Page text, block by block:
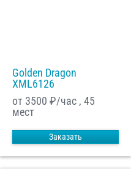
Golden Dragon
XML6126
от 3500 ₽/час , 45
мест
Заказать